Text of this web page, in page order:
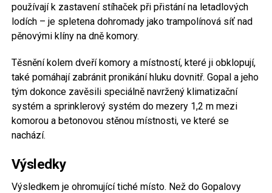
používají k zastavení stíhaček při přistání na letadlových
lodích – je spletena dohromady jako trampolínová síť nad
pěnovými klíny na dně komory.
Těsnění kolem dveří komory a místností, které ji obklopují,
také pomáhají zabránit pronikání hluku dovnitř. Gopal a jeho
tým dokonce zavěsili speciálně navržený klimatizační
systém a sprinklerový systém do mezery 1,2 m mezi
komorou a betonovou stěnou místnosti, ve které se
nachází.
Výsledky
Výsledkem je ohromující tiché místo. Než do Gopalovy